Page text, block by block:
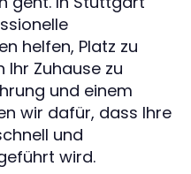
helfen, Platz zu
Zuhause zu
und einem
wir dafür, dass Ihre
und
wird.